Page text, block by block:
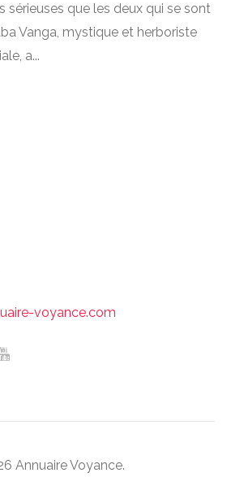
sérieuses que les deux qui se sont
Vanga, mystique et herboriste
a...
voyance.com
Annuaire Voyance.